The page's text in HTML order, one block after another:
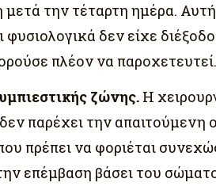
την τέταρτη ημέρα.
δεν είχε
πλέον να παροχετευτεί.
ζώνης. Η
παρέχει την απαιτούμενη
πρέπει να φοριέται
επέμβαση βάσει του